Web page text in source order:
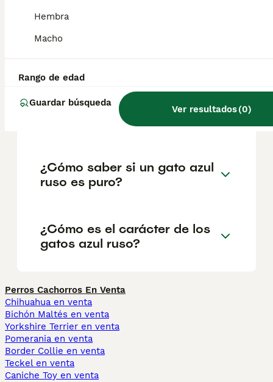
Hembra
Macho
Rango de edad
Guardar búsqueda
Ver resultados(0)
criadores responsables que garanticen la
Informarse bien y comparar opciones antes
¿Cuánto cuesta un gatito
¿Cómo saber si un gato azul
ruso es puro?
¿Cómo es el carácter de los
gatos azul ruso?
Perros Cachorros En Venta
Chihuahua en venta
Bichón Maltés en venta
Yorkshire Terrier en venta
Pomerania en venta
Border Collie en venta
Teckel en venta
Caniche Toy en venta